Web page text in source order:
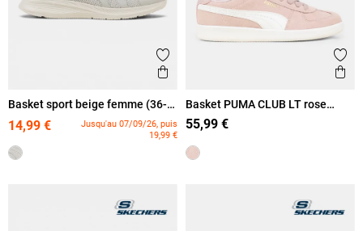
Ajouter aux favoris
Aperçu rapide
Basket sport beige femme (36-
42)
14,99 €
Jusqu'au 07/09/26, puis
19,99 €
Basket PUMA CLUB LT rose
femme (36-41)
55,99 €